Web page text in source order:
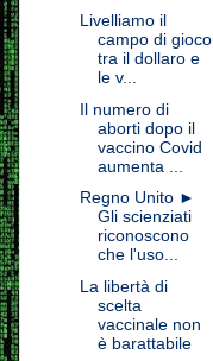
Livelliamo il
campo di gioco
tra il dollaro e
le v...
Il numero di
aborti dopo il
vaccino Covid
aumenta ...
Regno Unito ►
Gli scienziati
riconoscono
che l'uso...
La libertà di
scelta
vaccinale non
è barattabile